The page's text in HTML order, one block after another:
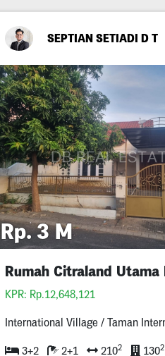
SEPTIAN SETIADI D T
Rp. 3 M
KPR: Rp.12,648,121
3+2 2+1 2102 1302